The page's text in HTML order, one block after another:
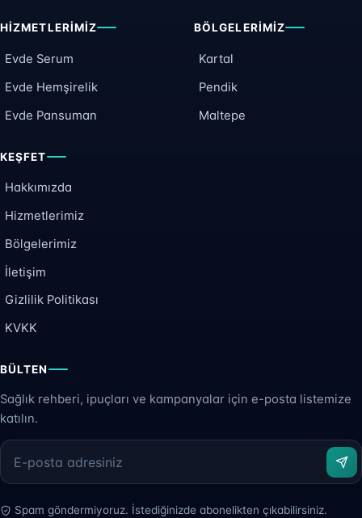
HIZMETLERIMIZ
Evde Serum
Evde Hemşirelik
Evde Pansuman
BÖLGELERIMIZ
Kartal
Pendik
Maltepe
KEŞFET
Hakkımızda
Hizmetlerimiz
Bölgelerimiz
İletişim
Gizlilik Politikası
KVKK
BÜLTEN
Sağlık rehberi, ipuçları ve kampanyalar için e-posta listemize
katılın.
Spam göndermiyoruz. İstediğinizde abonelikten çıkabilirsiniz.